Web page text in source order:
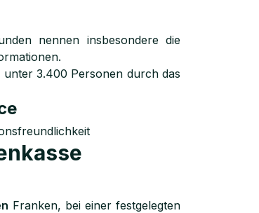
nennen insbesondere die
3.400 Personen durch das
Franken, bei einer festgelegten